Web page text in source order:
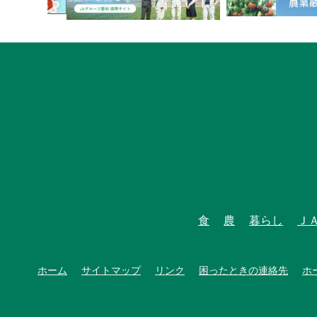
食 農 暮らし Ｊ
ホーム サイトマップ リンク 困ったときの連絡先 ホ